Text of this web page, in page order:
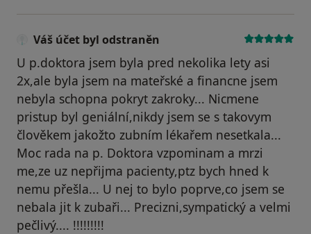
Váš účet byl odstraněn
U p.doktora jsem byla pred nekolika lety asi
2x,ale byla jsem na mateřské a financne jsem
nebyla schopna pokryt zakroky... Nicmene
pristup byl geniální,nikdy jsem se s takovym
člověkem jakožto zubním lékařem nesetkala...
Moc rada na p. Doktora vzpominam a mrzi
me,ze uz nepřijma pacienty,ptz bych hned k
nemu přešla... U nej to bylo poprve,co jsem se
nebala jit k zubaři... Precizni,sympatický a velmi
pečlivý.... !!!!!!!!!